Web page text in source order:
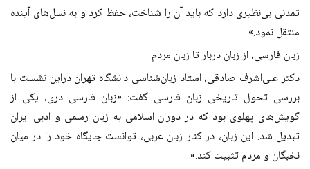
تمدنی بی‌نظیری دارد که باید آن را شناخت، حفظ کرد و به نسل‌های آینده
منتقل نمود.»
زبان فارسی، از زبان دربار تا زبان مردم
دکتر علی‌اشرف صادقی، استاد زبان‌شناسی دانشگاه تهران دراین نشست با
بررسی تحول تاریخی زبان فارسی گفت: «زبان فارسی دری، یکی از
گویش‌های پهلوی بود که در دوران اسلامی به زبان رسمی و ادبی ایران
تبدیل شد. این زبان، در کنار زبان عربی، توانست جایگاه خود را در میان
نخبگان و مردم تثبیت کند.»